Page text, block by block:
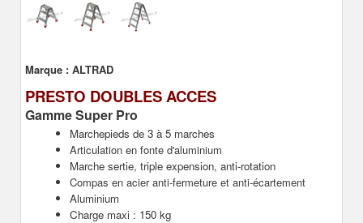
Marque : ALTRAD
PRESTO DOUBLES ACCES
Gamme Super Pro
Marchepieds de 3 à 5 marches
Articulation en fonte d'aluminium
Marche sertie, triple expension, anti-rotation
Compas en acier anti-fermeture et anti-écartement
Aluminium
Charge maxi : 150 kg